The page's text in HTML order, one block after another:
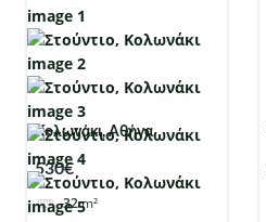
Κολωνάκι, Αθήνα
530€
32m²